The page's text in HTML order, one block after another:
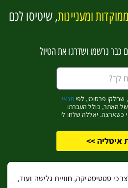
לאיטליה בקליק אחד
פרסומי)
מעניין אותי!
. אין להעתיק מידע ממנו ללא קבלת הסכמתם
סטטיסטיקה, חוויית גלישה ועוד,
ומעניינות, שיטיסו לכם
כבר נרשמו ושדרגו את הטיול
פרסומי, לפיתנאי
של האתר, כולל העברתו
כשארצה. יאללה שלחו לי
איטליה >>